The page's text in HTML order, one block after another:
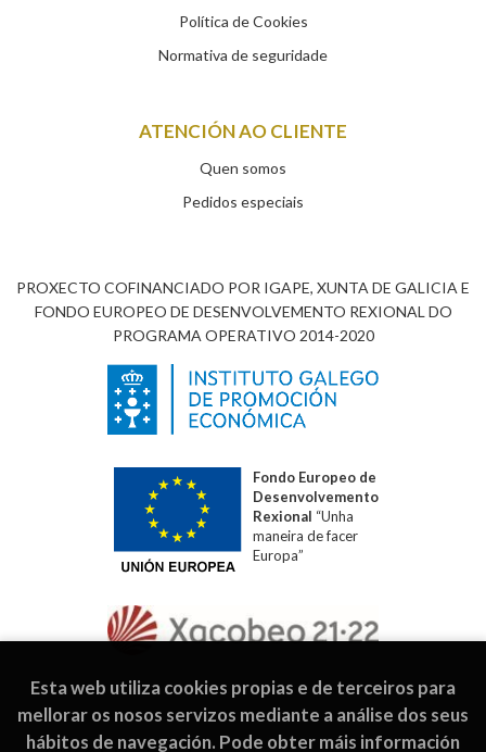
Política de Cookies
Normativa de seguridade
ATENCIÓN AO CLIENTE
Quen somos
Pedidos especiais
PROXECTO COFINANCIADO POR IGAPE, XUNTA DE GALICIA E
FONDO EUROPEO DE DESENVOLVEMENTO REXIONAL DO
PROGRAMA OPERATIVO 2014-2020
Fondo Europeo de
Desenvolvemento
Rexional “Unha
maneira de facer
Europa”
Esta web utiliza cookies propias e de terceiros para
mellorar os nosos servizos mediante a análise dos seus
hábitos de navegación. Pode obter máis información